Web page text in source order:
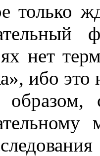
только
нет
ибо это
образом,